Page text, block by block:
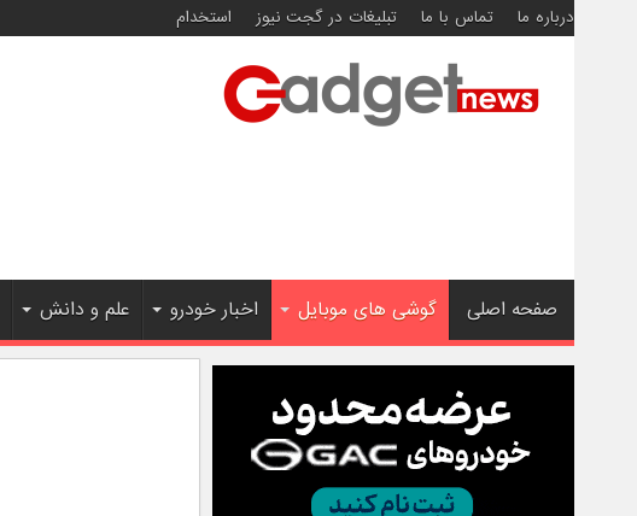
درباره ما تماس با ما تبلیغات در گجت نیوز استخدام
صفحه اصلی گوشی های موبایل اخبار خودرو علم و دانش